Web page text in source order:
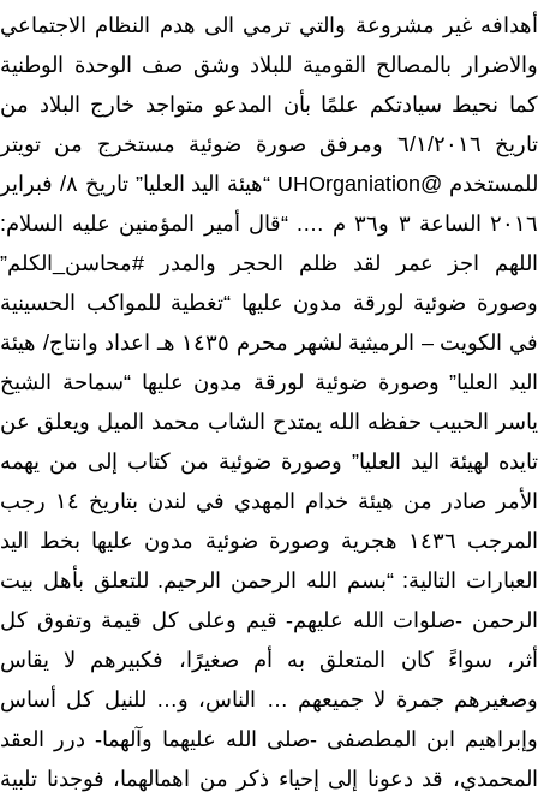
أهدافه غير مشروعة والتي ترمي الى هدم النظام الاجتماعي
والاضرار بالمصالح القومية للبلاد وشق صف الوحدة الوطنية
كما نحيط سيادتكم علمًا بأن المدعو متواجد خارج البلاد من
تاريخ ٦/١/٢٠١٦ ومرفق صورة ضوئية مستخرج من تويتر
للمستخدم @UHOrganiation “هيئة اليد العليا” تاريخ ٨/ فبراير
٢٠١٦ الساعة ٣ و٣٦ م …. “قال أمير المؤمنين عليه السلام:
اللهم اجز عمر لقد ظلم الحجر والمدر #محاسن_الكلم”
وصورة ضوئية لورقة مدون عليها “تغطية للمواكب الحسينية
في الكويت – الرميثية لشهر محرم ١٤٣٥ هـ اعداد وانتاج/ هيئة
اليد العليا” وصورة ضوئية لورقة مدون عليها “سماحة الشيخ
ياسر الحبيب حفظه الله يمتدح الشاب محمد الميل ويعلق عن
تايده لهيئة اليد العليا” وصورة ضوئية من كتاب إلى من يهمه
الأمر صادر من هيئة خدام المهدي في لندن بتاريخ ١٤ رجب
المرجب ١٤٣٦ هجرية وصورة ضوئية مدون عليها بخط اليد
العبارات التالية: “بسم الله الرحمن الرحيم. للتعلق بأهل بيت
الرحمن -صلوات الله عليهم- قيم وعلى كل قيمة وتفوق كل
أثر، سواءً كان المتعلق به أم صغيرًا، فكبيرهم لا يقاس
وصغيرهم جمرة لا جميعهم … الناس، و… للنيل كل أساس
وإبراهيم ابن المطصفى -صلى الله عليهما وآلهما- درر العقد
المحمدي، قد دعونا إلى إحياء ذكر من اهمالهما، فوجدنا تلبية